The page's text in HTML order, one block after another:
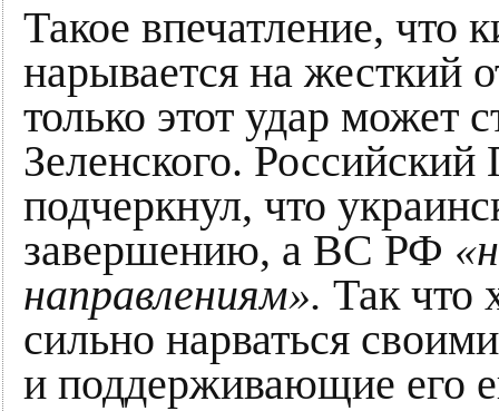
Такое впечатление, что
нарывается на жесткий
только этот удар может
Зеленского.
подчеркнул, что
завершению, а ВС РФ
направлениям». Так что
сильно нарваться
и поддерживающие его